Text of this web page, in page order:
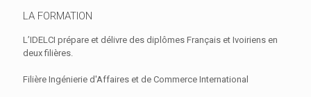
LA FORMATION
L’IDELCI prépare et délivre des diplômes Français et Ivoiriens en
deux filières.
Filière Ingénierie d'Affaires et de Commerce International